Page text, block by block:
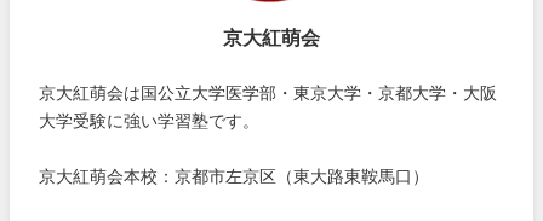
京大紅萌会
京大紅萌会は国公立大学医学部・東京大学・京都大学・大阪
大学受験に強い学習塾です。
京大紅萌会本校：京都市左京区（東大路東鞍馬口）